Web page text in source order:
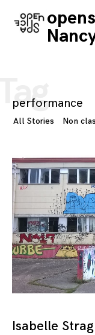
Skip
to
performance
All Stories Non
Isabelle